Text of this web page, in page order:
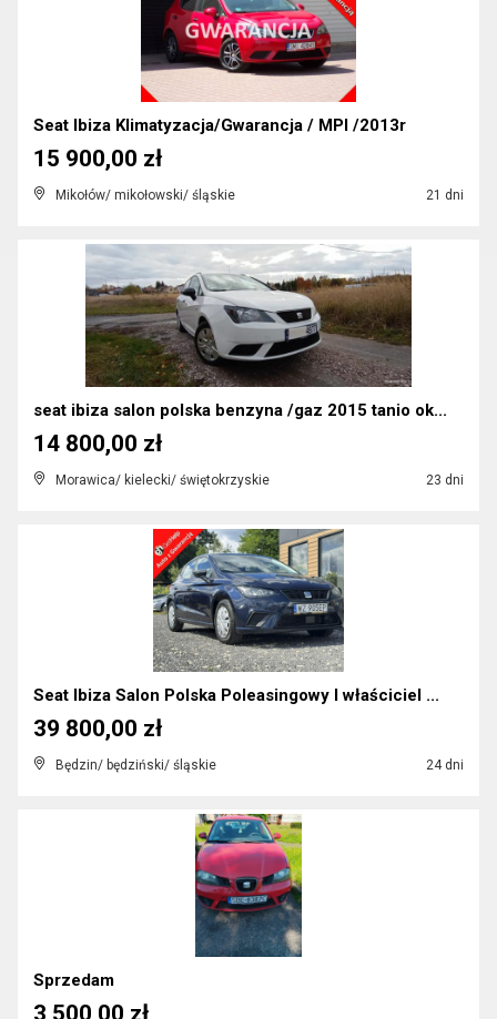
Seat Ibiza Klimatyzacja/Gwarancja / MPI /2013r
Mikołów/ mikołowski/ śląskie 21 dni
15 900,00 zł
seat ibiza salon polska benzyna /gaz 2015 tanio ok...
Morawica/ kielecki/ świętokrzyskie 23 dni
14 800,00 zł
Seat Ibiza Salon Polska Poleasingowy I właściciel ...
Będzin/ będziński/ śląskie 24 dni
39 800,00 zł
Sprzedam
3 500,00 zł